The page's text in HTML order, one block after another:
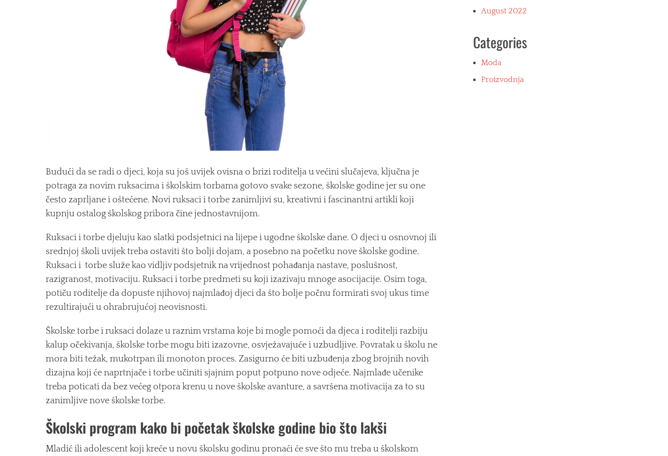
Budući da se radi o djeci, koja su još uvijek ovisna o brizi roditelja u većini slučajeva, ključna je
potraga za novim ruksacima i školskim torbama gotovo svake sezone, školske godine jer su one
često zaprljane i oštećene. Novi ruksaci i torbe zanimljivi su, kreativni i fascinantni artikli koji
kupnju ostalog školskog pribora čine jednostavnijom.
Ruksaci i torbe djeluju kao slatki podsjetnici na lijepe i ugodne školske dane. O djeci u osnovnoj ili
srednjoj školi uvijek treba ostaviti što bolji dojam, a posebno na početku nove školske godine.
Ruksaci i torbe služe kao vidljiv podsjetnik na vrijednost pohađanja nastave, poslušnost,
razigranost, motivaciju. Ruksaci i torbe predmeti su koji izazivaju mnoge asocijacije. Osim toga,
potiču roditelje da dopuste njihovoj najmlađoj djeci da što bolje počnu formirati svoj ukus time
rezultirajući u ohrabrujućoj neovisnosti.
Školske torbe i ruksaci dolaze u raznim vrstama koje bi mogle pomoći da djeca i roditelji razbiju
kalup očekivanja, školske torbe mogu biti izazovne, osvježavajuće i uzbudljive. Povratak u školu ne
mora biti težak, mukotrpan ili monoton proces. Zasigurno će biti uzbuđenja zbog brojnih novih
dizajna koji će naprtnjače i torbe učiniti sjajnim poput potpuno nove odjeće. Najmlađe učenike
treba poticati da bez većeg otpora krenu u nove školske avanture, a savršena motivacija za to su
zanimljive nove školske torbe.
Školski program kako bi početak školske godine bio što lakši
Mladić ili adolescent koji kreće u novu školsku godinu pronaći će sve što mu treba u školskom
August 2022
Categories
Moda
Proizvodnja